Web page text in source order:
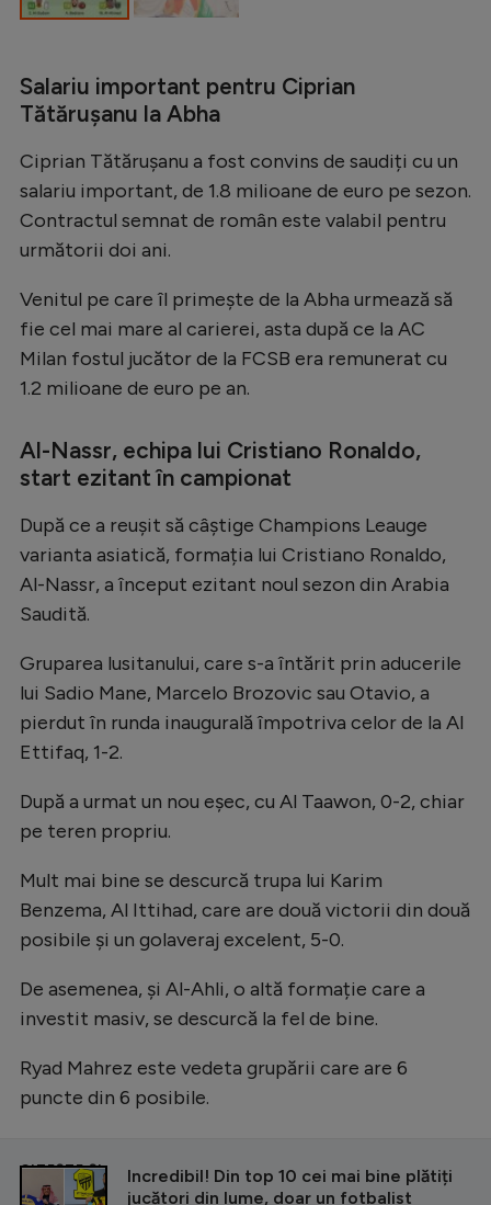
Salariu important pentru Ciprian
Tătărușanu la Abha
Ciprian Tătărușanu a fost convins de saudiți cu un
salariu important, de 1.8 milioane de euro pe sezon.
Contractul semnat de român este valabil pentru
următorii doi ani.
Venitul pe care îl primește de la Abha urmează să
fie cel mai mare al carierei, asta după ce la AC
Milan fostul jucător de la FCSB era remunerat cu
1.2 milioane de euro pe an.
Al-Nassr, echipa lui Cristiano Ronaldo,
start ezitant în campionat
După ce a reușit să câștige Champions Leauge
varianta asiatică, formația lui Cristiano Ronaldo,
Al-Nassr, a început ezitant noul sezon din Arabia
Saudită.
Gruparea lusitanului, care s-a întărit prin aducerile
lui Sadio Mane, Marcelo Brozovic sau Otavio, a
pierdut în runda inaugurală împotriva celor de la Al
Ettifaq, 1-2.
După a urmat un nou eșec, cu Al Taawon, 0-2, chiar
pe teren propriu.
Mult mai bine se descurcă trupa lui Karim
Benzema, Al Ittihad, care are două victorii din două
posibile și un golaveraj excelent, 5-0.
De asemenea, și Al-Ahli, o altă formație care a
investit masiv, se descurcă la fel de bine.
Ryad Mahrez este vedeta grupării care are 6
puncte din 6 posibile.
CITEȘTE ȘI
Incredibil! Din top 10 cei mai bine plătiți
jucători din lume, doar un fotbalist